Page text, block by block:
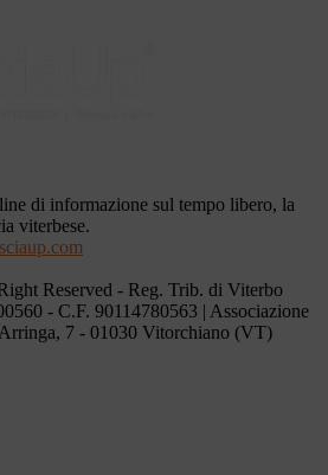
di informazione sul tempo libero, la
viterbese.
Reserved - Reg. Trib. di Viterbo
- C.F. 90114780563 | Associazione
7 - 01030 Vitorchiano (VT)